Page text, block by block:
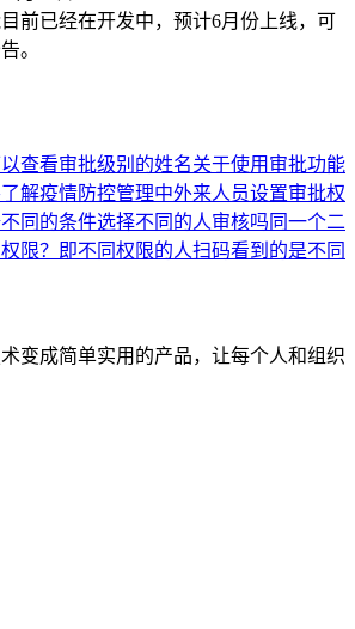
前已经在开发中，预计6月份上线，可
。
查看审批级别的姓名关于使用审批功能
解疫情防控管理中外来人员设置审批权
同的条件选择不同的人审核吗 同一个二
限？即不同权限的人扫码看到的是不同
变成简单实用的产品，让每个人和组织